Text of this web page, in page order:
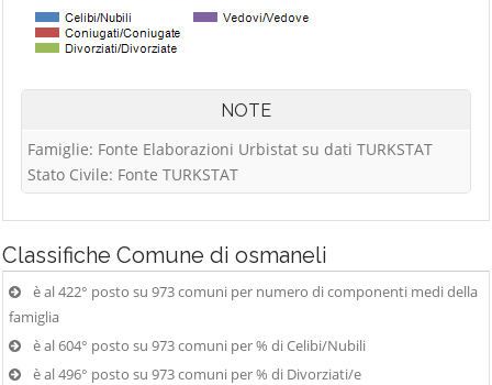
NOTE
Famiglie: Fonte Elaborazioni Urbistat su dati TURKSTAT
Stato Civile: Fonte TURKSTAT
Classifiche Comune di osmaneli
è al 422° posto su 973 comuni per numero di componenti medi della
famiglia
è al 604° posto su 973 comuni per % di Celibi/Nubili
è al 496° posto su 973 comuni per % di Divorziati/e